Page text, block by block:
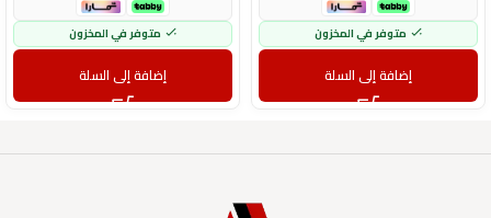
متوفر في المخزون
إضافة إلى السلة
متوفر في المخزون
إضافة إلى السلة